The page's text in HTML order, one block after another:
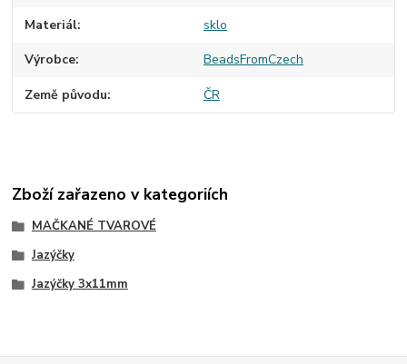
Materiál sklo
Výrobce BeadsFromCzech
Země původu ČR
Zboží zařazeno v kategoriích
MAČKANÉ TVAROVÉ
Jazýčky
Jazýčky 3x11mm